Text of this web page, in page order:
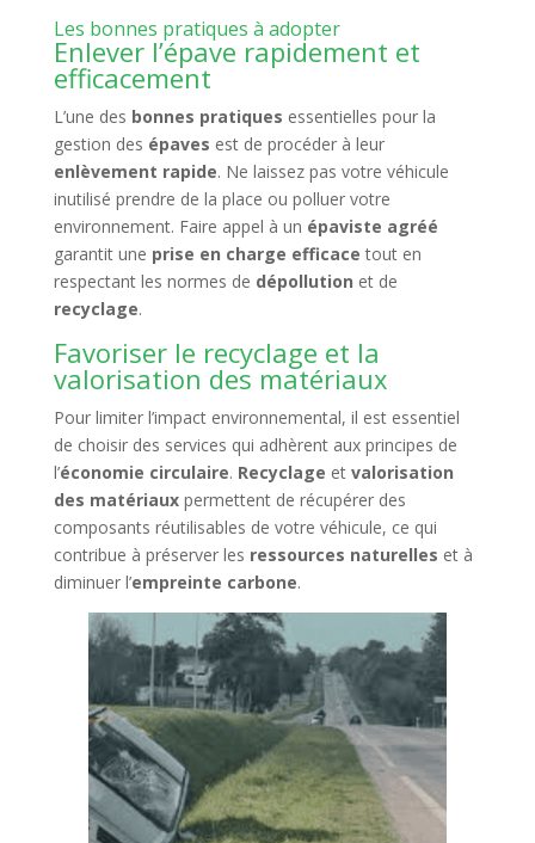
Les bonnes pratiques à adopter
Enlever l’épave rapidement et
efficacement
L’une des bonnes pratiques essentielles pour la
gestion des épaves est de procéder à leur
enlèvement rapide. Ne laissez pas votre véhicule
inutilisé prendre de la place ou polluer votre
environnement. Faire appel à un épaviste agréé
garantit une prise en charge efficace tout en
respectant les normes de dépollution et de
recyclage.
Favoriser le recyclage et la
valorisation des matériaux
Pour limiter l’impact environnemental, il est essentiel
de choisir des services qui adhèrent aux principes de
l’économie circulaire. Recyclage et valorisation
des matériauxpermettent de récupérer des
composants réutilisables de votre véhicule, ce qui
contribue à préserver les ressources naturelles et à
diminuer l’empreinte carbone.